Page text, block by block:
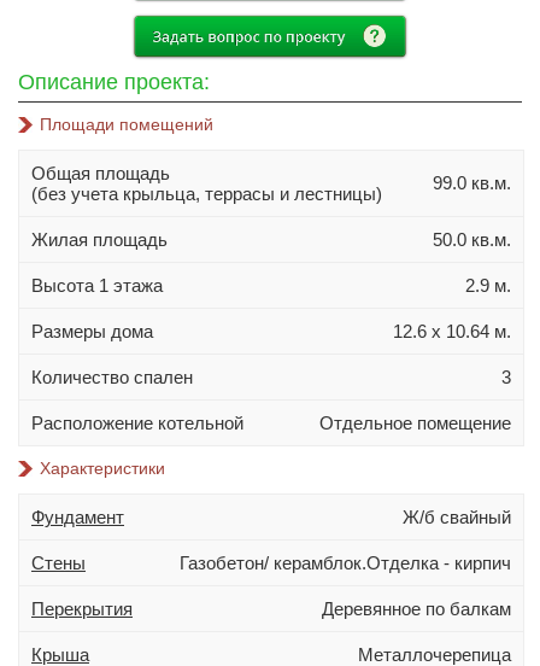
10х12
11х11
11х14
11х15
12х14
Материал стен
Газобетон
Кирпич
Керамзитобетонный блок
Дополнительно
Гараж
Описание проекта:
Площади помещений
Общая площадь
(без учета крыльца, террасы и лестницы)
99.0 кв.м.
Жилая площадь 50.0 кв.м.
Высота 1 этажа 2.9 м.
Размеры дома 12.6 х 10.64 м.
Количество спален 3
Расположение котельной Отдельное помещение
Характеристики
Фундамент Ж/б свайный
Стены Газобетон/ керамблок.Отделка - кирпич
Перекрытия Деревянное по балкам
Крыша Металлочерепица